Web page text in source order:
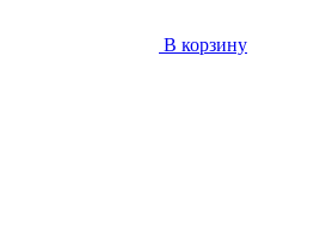
В корзину